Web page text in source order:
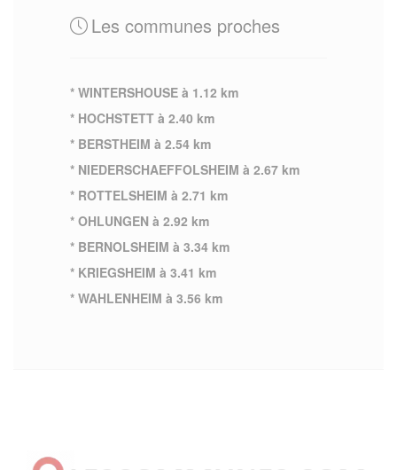
Les communes proches
* WINTERSHOUSE à 1.12 km
* HOCHSTETT à 2.40 km
* BERSTHEIM à 2.54 km
* NIEDERSCHAEFFOLSHEIM à 2.67 km
* ROTTELSHEIM à 2.71 km
* OHLUNGEN à 2.92 km
* BERNOLSHEIM à 3.34 km
* KRIEGSHEIM à 3.41 km
* WAHLENHEIM à 3.56 km